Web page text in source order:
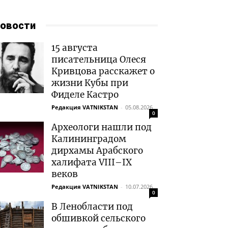
15 августа
писательница Олеся
Кривцова расскажет о
жизни Кубы при
Фиделе Кастро
Редакция VATNIKSTAN - 05.08.2026
0
Археологи нашли под
Калининградом
дирхамы Арабского
халифата VIII–IX
веков
Редакция VATNIKSTAN - 10.07.2026
0
В Ленобласти под
обшивкой сельского